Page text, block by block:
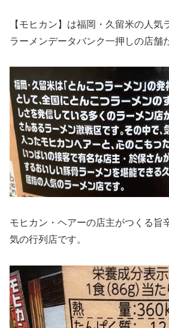
【モヒカン】は福岡・久留米の人気
ラーメンデータバンク一押しの店舗
モヒカン・ヘアーの店主がつくる旨
気の行列店です。